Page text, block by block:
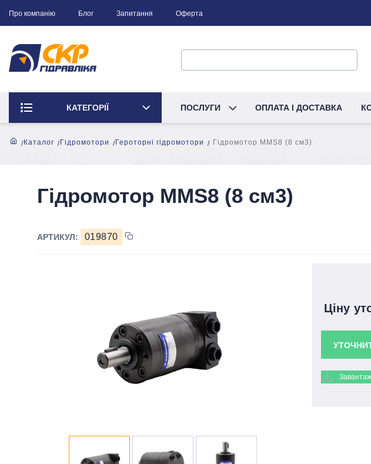
Про компанію Блог Запитання Оферта
КАТЕГОРІЇ ПОСЛУГИ ОПЛАТА І ДОСТАВКА
Каталог Гідромотори Героторні гідромотори Гідромотор MМS8 (8 см3)
Гідромотор MМS8 (8 см3)
АРТИКУЛ: 019870
Ціну